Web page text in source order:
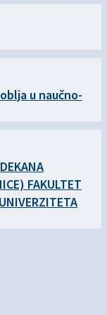
u naučno-
FAKULTET